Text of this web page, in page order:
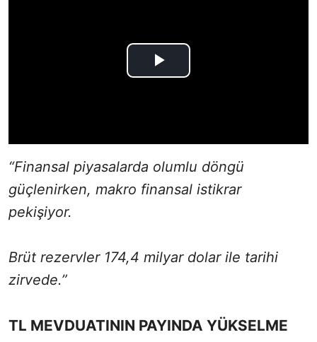
“Finansal piyasalarda olumlu döngü
güçlenirken, makro finansal istikrar
pekişiyor.
Brüt rezervler 174,4 milyar dolar ile tarihi
zirvede.”
TL MEVDUATININ PAYINDA YÜKSELME